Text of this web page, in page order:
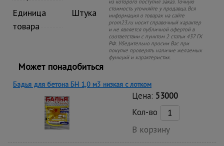
Единица
товара
Штука
из которого поступил заказ. Точную
стоимость уточняйте у продавца. Вся
информация о товарах на сайте
prom23.ru носит справочный характер
и не является публичной офертой в
соответствии с пунктом 2 статьи 437 ГК
РФ. Убедительно просим Вас при
покупке проверять наличие желаемых
функций и характеристик.
Может понадобиться
Бадья для бетона БН 1,0 м3 низкая c лотком
Цена: 53000
Кол-во
В корзину